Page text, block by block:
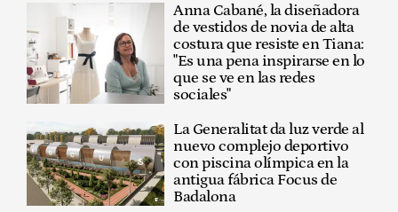
Anna Cabané, la diseñadora
de vestidos de novia de alta
costura que resiste en Tiana:
"Es una pena inspirarse en lo
que se ve en las redes
sociales"
La Generalitat da luz verde al
nuevo complejo deportivo
con piscina olímpica en la
antigua fábrica Focus de
Badalona